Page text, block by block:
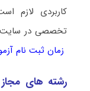
کاربردی لازم
تخصصی در سایت
زمان ثبت نام
رشته­ های